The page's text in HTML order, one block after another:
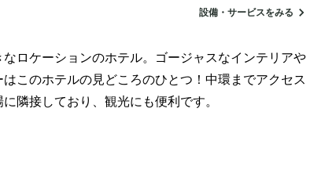
設備・サービスをみる
ロケーションのホテル。ゴージャスなインテリアや
このホテルの見どころのひとつ！中環までアクセス
隣接しており、観光にも便利です。